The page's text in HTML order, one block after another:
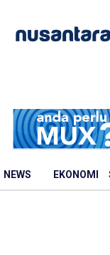
NEWS EKONOMI